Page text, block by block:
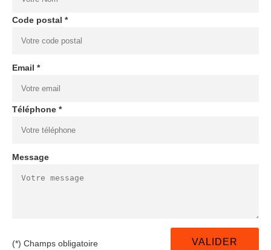
Code postal *
Email *
Téléphone *
Message
(*) Champs obligatoire